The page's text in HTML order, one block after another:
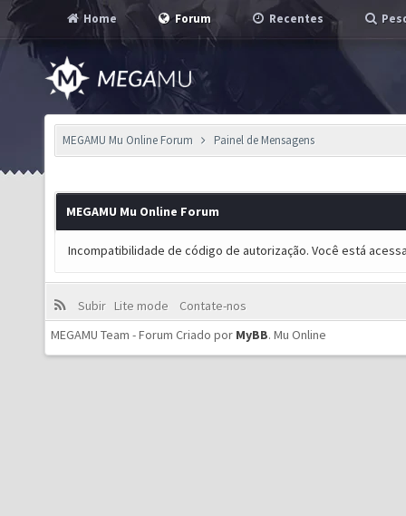
Home Forum Recentes
MEGAMU Mu Online Forum Painel de Mensagens
MEGAMU Mu Online Forum
Incompatibilidade de código de autorização. Você está
Subir Lite mode
Contate-nos
MEGAMU Team - Forum Criado por MyBB. Mu Online